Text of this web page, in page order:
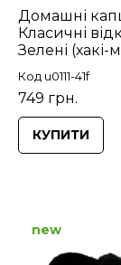
Домашні
Класичні
Зелені (хакі-
Код u0111-41f
749 грн.
КУПИТИ
new